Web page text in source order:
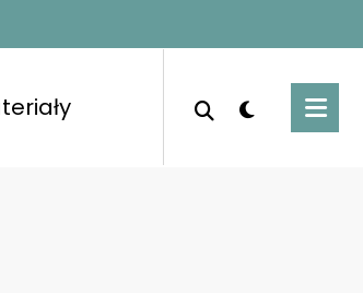
i świeżym